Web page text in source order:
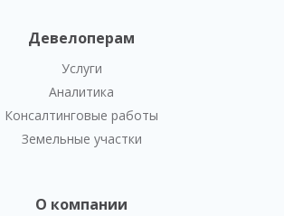
Девелоперам
Услуги
Аналитика
Консалтинговые работы
Земельные участки
О компании